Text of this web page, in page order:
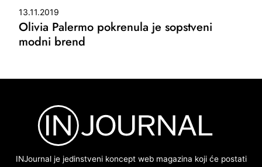
13.11.2019
Olivia Palermo pokrenula je sopstveni
modni brend
INJournal je jedinstveni koncept web magazina koji će postati